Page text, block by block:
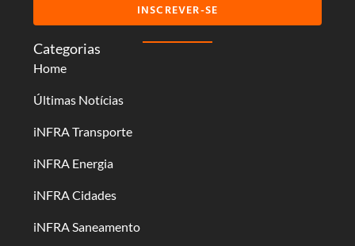
Categorias
Home
Últimas Notícias
iNFRA Transporte
iNFRA Energia
iNFRA Cidades
iNFRA Saneamento
INSCREVER-SE